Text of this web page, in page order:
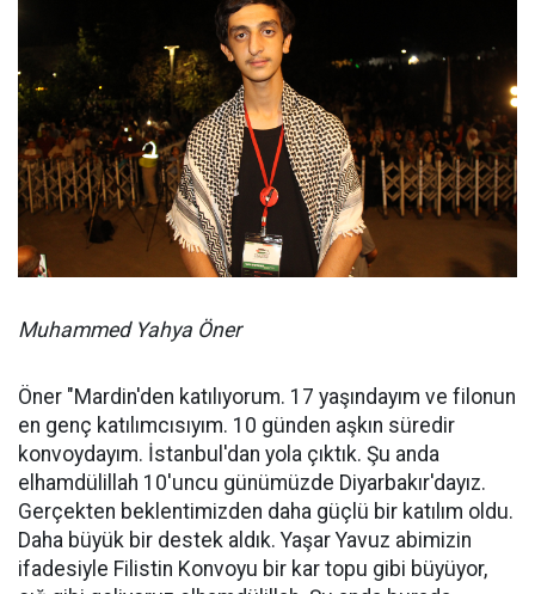
Muhammed Yahya Öner
Öner "Mardin'den katılıyorum. 17 yaşındayım ve filonun
en genç katılımcısıyım. 10 günden aşkın süredir
konvoydayım. İstanbul'dan yola çıktık. Şu anda
elhamdülillah 10'uncu günümüzde Diyarbakır'dayız.
Gerçekten beklentimizden daha güçlü bir katılım oldu.
Daha büyük bir destek aldık. Yaşar Yavuz abimizin
ifadesiyle Filistin Konvoyu bir kar topu gibi büyüyor,